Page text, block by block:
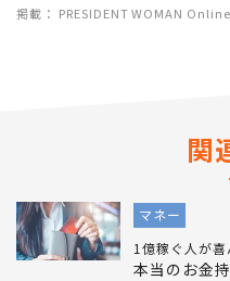
掲載： PRESIDENT WOMAN Online
関
マネー
1億稼ぐ人が
本当のお金